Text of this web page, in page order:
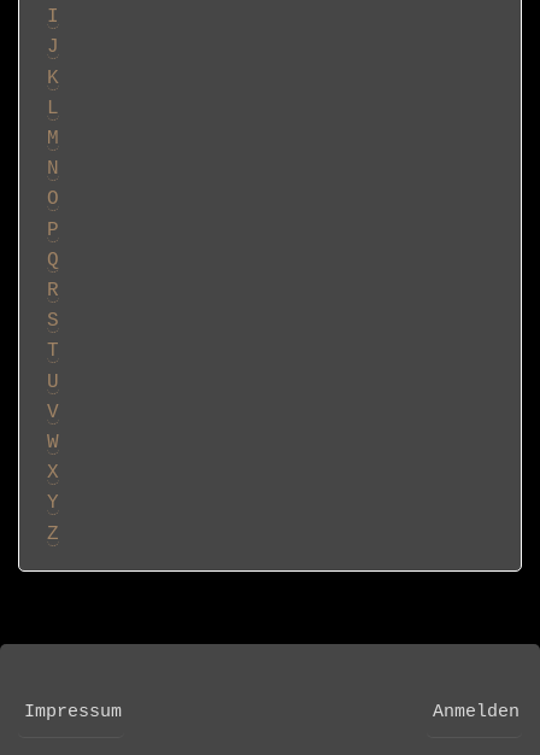
I
J
K
L
M
N
O
P
Q
R
S
T
U
V
W
X
Y
Z
FOOTER
Impressum
USER
Anmelden